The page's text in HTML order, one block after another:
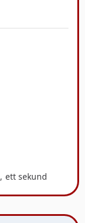
ett sekund